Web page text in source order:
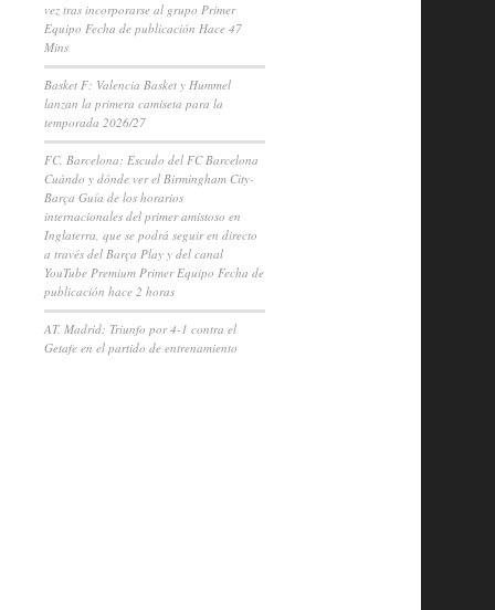
vez tras incorporarse al grupo Primer
Equipo Fecha de publicación Hace 47
Mins
Basket F: Valencia Basket y Hummel
lanzan la primera camiseta para la
temporada 2026/27
FC. Barcelona: Escudo del FC Barcelona
Cuándo y dónde ver el Birmingham City-
Barça Guía de los horarios
internacionales del primer amistoso en
Inglaterra, que se podrá seguir en directo
a través del Barça Play y del canal
YouTube Premium Primer Equipo Fecha de
publicación hace 2 horas
AT. Madrid: Triunfo por 4-1 contra el
Getafe en el partido de entrenamiento